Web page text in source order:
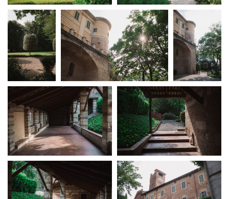
FILM FUNDS
Piemonte Film Tv Fund
Piemonte Film Tv
Development Fund
Piemonte Doc Film Fund
Short Film Fund
PRODUCTION GUIDE
Società di produzione
Strutture di servizio
Professionisti
Attrici-Attori
Beginners
LOCATION GUIDE
Locarno Film Festival
Mostra Internazionale d’Arte
Cinematografica Venezia
Toronto International Film
Festival
Festa del Cinema di Roma
Torino Film Festival
David di Donatello
Nastri d’Argento
Premio Solinas
STRUMENTI
Location - Accedi al tuo
profilo
Location - Nuovo utente
Newsletter
Lavora con noi